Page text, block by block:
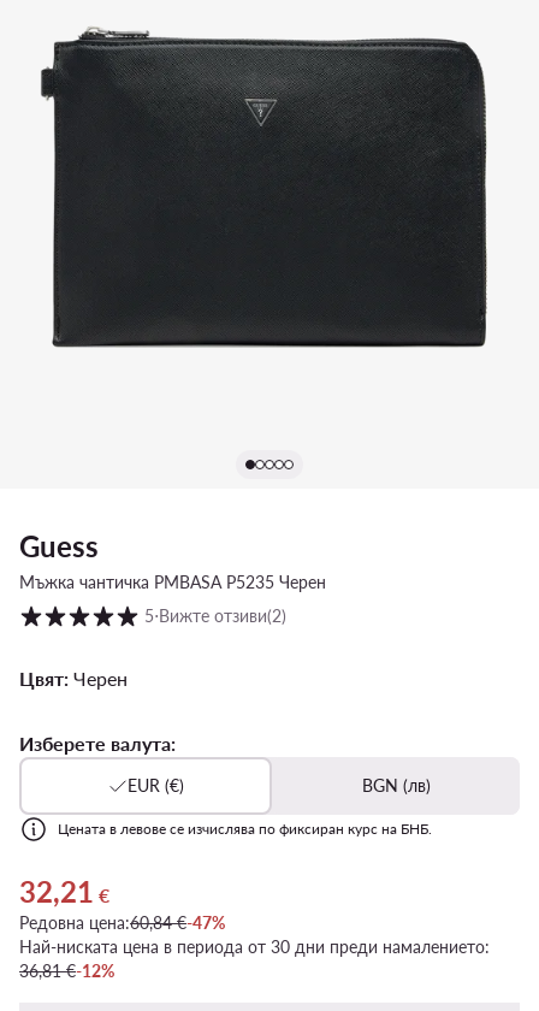
Guess
Мъжка чантичка PMBASA P5235 Черен
Оценка на клиентите в скала от 1 до 5
5⋅Вижте отзиви(2)
Цвят: Черен
Изберете валута:
EUR (€) BGN (лв)
Цената в левове се изчислява по фиксиран курс на БНБ.
Актуална цена 32,21 €
32,21 €
Редовна цена:60,84 €-47%
Най-ниската цена в периода от 30 дни преди намалението:
36,81 €-12%